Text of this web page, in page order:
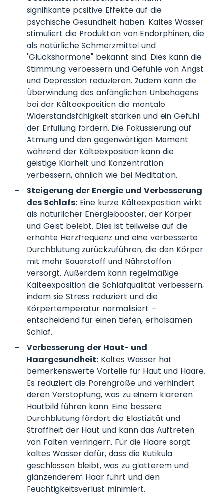
signifikante positive Effekte auf die
psychische Gesundheit haben. Kaltes Wasser
stimuliert die Produktion von Endorphinen, die
als natürliche Schmerzmittel und
"Glückshormone" bekannt sind. Dies kann die
Stimmung verbessern und Gefühle von Angst
und Depression reduzieren. Zudem kann die
Überwindung des anfänglichen Unbehagens
bei der Kälteexposition die mentale
Widerstandsfähigkeit stärken und ein Gefühl
der Erfüllung fördern. Die Fokussierung auf
Atmung und den gegenwärtigen Moment
während der Kälteexposition kann die
geistige Klarheit und Konzentration
verbessern, ähnlich wie bei Meditation.
Steigerung der Energie und Verbesserung
des Schlafs: Eine kurze Kälteexposition wirkt
als natürlicher Energiebooster, der Körper
und Geist belebt. Dies ist teilweise auf die
erhöhte Herzfrequenz und eine verbesserte
Durchblutung zurückzuführen, die den Körper
mit mehr Sauerstoff und Nährstoffen
versorgt. Außerdem kann regelmäßige
Kälteexposition die Schlafqualität verbessern,
indem sie Stress reduziert und die
Körpertemperatur normalisiert –
entscheidend für einen tiefen, erholsamen
Schlaf.
Verbesserung der Haut- und
Haargesundheit: Kaltes Wasser hat
bemerkenswerte Vorteile für Haut und Haare.
Es reduziert die Porengröße und verhindert
deren Verstopfung, was zu einem klareren
Hautbild führen kann. Eine bessere
Durchblutung fördert die Elastizität und
Straffheit der Haut und kann das Auftreten
von Falten verringern. Für die Haare sorgt
kaltes Wasser dafür, dass die Kutikula
geschlossen bleibt, was zu glatterem und
glänzenderem Haar führt und den
Feuchtigkeitsverlust minimiert.